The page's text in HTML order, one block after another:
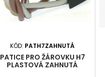
KÓD: PATH7ZAHNUTÁ
PATICE PRO ŽÁROVKU H7
PLASTOVÁ ZAHNUTÁ